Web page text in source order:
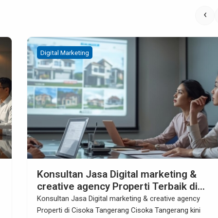
Digital Marketing
Konsultan Jasa Digital marketing &
creative agency Properti di Sentul Bogor
Konsultan Jasa Digital marketing & creative agency
Properti di Sentul Bogor Sentul Bogor sudah lama
‹